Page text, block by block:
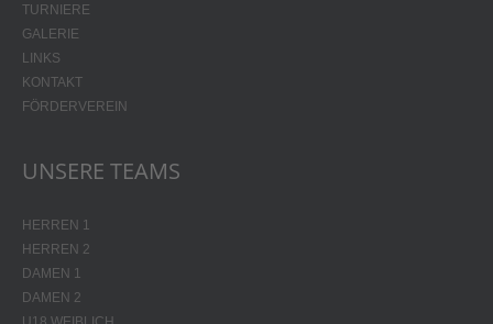
TURNIERE
GALERIE
LINKS
KONTAKT
FÖRDERVEREIN
UNSERE TEAMS
HERREN 1
HERREN 2
DAMEN 1
DAMEN 2